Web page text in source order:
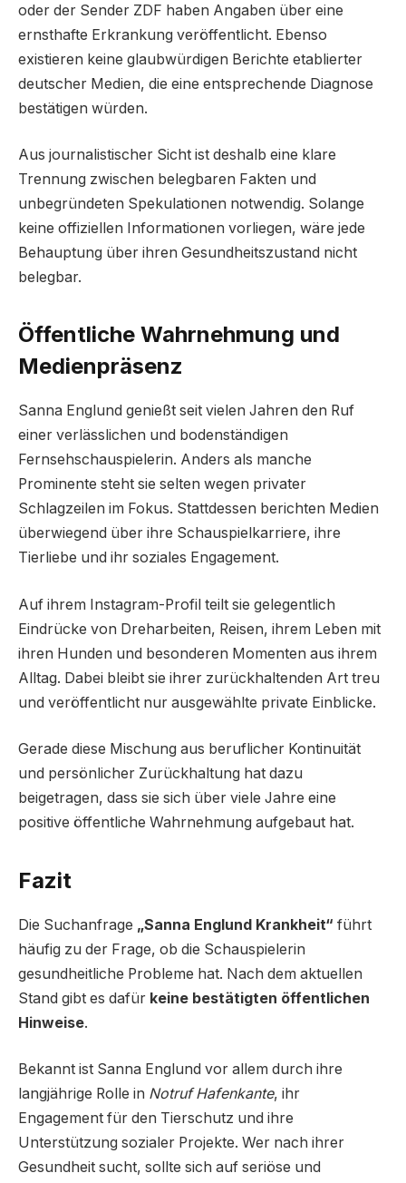
oder der Sender ZDF haben Angaben über eine
ernsthafte Erkrankung veröffentlicht. Ebenso
existieren keine glaubwürdigen Berichte etablierter
deutscher Medien, die eine entsprechende Diagnose
bestätigen würden.
Aus journalistischer Sicht ist deshalb eine klare
Trennung zwischen belegbaren Fakten und
unbegründeten Spekulationen notwendig. Solange
keine offiziellen Informationen vorliegen, wäre jede
Behauptung über ihren Gesundheitszustand nicht
belegbar.
Öffentliche Wahrnehmung und
Medienpräsenz
Sanna Englund genießt seit vielen Jahren den Ruf
einer verlässlichen und bodenständigen
Fernsehschauspielerin. Anders als manche
Prominente steht sie selten wegen privater
Schlagzeilen im Fokus. Stattdessen berichten Medien
überwiegend über ihre Schauspielkarriere, ihre
Tierliebe und ihr soziales Engagement.
Auf ihrem Instagram-Profil teilt sie gelegentlich
Eindrücke von Dreharbeiten, Reisen, ihrem Leben mit
ihren Hunden und besonderen Momenten aus ihrem
Alltag. Dabei bleibt sie ihrer zurückhaltenden Art treu
und veröffentlicht nur ausgewählte private Einblicke.
Gerade diese Mischung aus beruflicher Kontinuität
und persönlicher Zurückhaltung hat dazu
beigetragen, dass sie sich über viele Jahre eine
positive öffentliche Wahrnehmung aufgebaut hat.
Fazit
Die Suchanfrage „Sanna Englund Krankheit“ führt
häufig zu der Frage, ob die Schauspielerin
gesundheitliche Probleme hat. Nach dem aktuellen
Stand gibt es dafür keine bestätigten öffentlichen
Hinweise.
Bekannt ist Sanna Englund vor allem durch ihre
langjährige Rolle in Notruf Hafenkante, ihr
Engagement für den Tierschutz und ihre
Unterstützung sozialer Projekte. Wer nach ihrer
Gesundheit sucht, sollte sich auf seriöse und